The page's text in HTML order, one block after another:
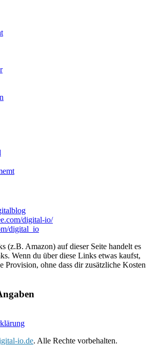
digital-io/
digital_io
(z.B. Amazon) auf dieser Seite handelt es
Wenn du über diese Links etwas kaufst,
Provision, ohne dass dir zusätzliche Kosten
io.de. Alle Rechte vorbehalten.